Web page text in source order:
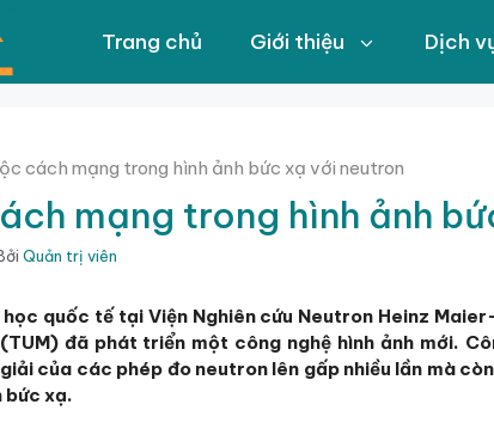
Trang chủ Giới thiệu Dịch
cách mạng trong hình ảnh bức xạ với neutron
mạng trong hình ảnh
Quản trị viên
học quốc tế tại Viện Nghiên cứu Neutron Heinz
đã phát triển một công nghệ hình ảnh mới.
của các phép đo neutron lên gấp nhiều lần mà
bức xạ.